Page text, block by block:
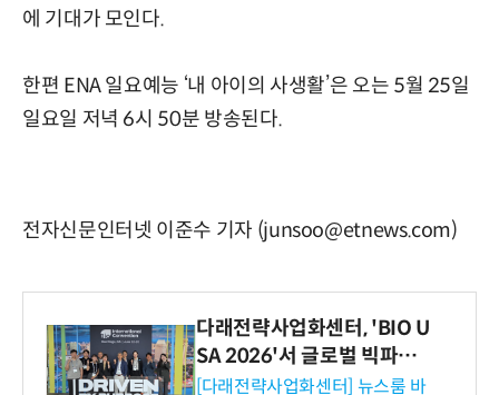
에 기대가 모인다.
한편 ENA 일요예능 ‘내 아이의 사생활’은 오는 5월 25일
일요일 저녁 6시 50분 방송된다.
전자신문인터넷 이준수 기자 (junsoo@etnews.com)
다래전략사업화센터, 'BIO U
SA 2026'서 글로벌 빅파마
와의 비즈니스 미팅 지원…K
[다래전략사업화센터] 뉴스룸 바